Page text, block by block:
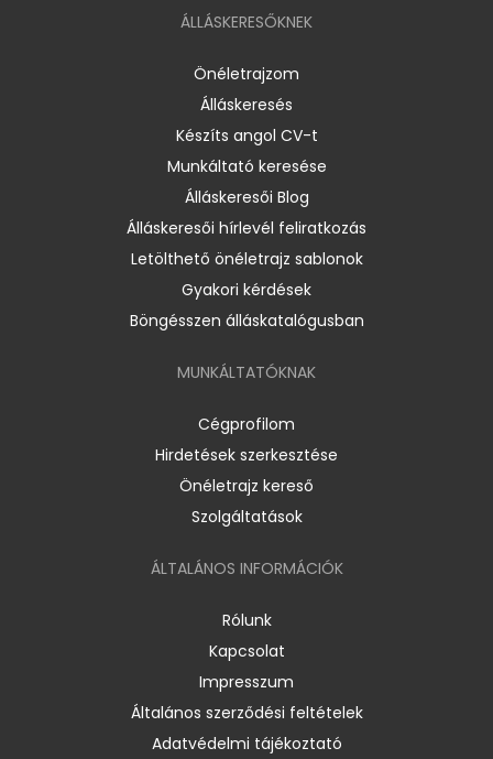
ÁLLÁSKERESŐKNEK
Önéletrajzom
Álláskeresés
Készíts angol CV-t
Munkáltató keresése
Álláskeresői Blog
Álláskeresői hírlevél feliratkozás
Letölthető önéletrajz sablonok
Gyakori kérdések
Böngésszen álláskatalógusban
MUNKÁLTATÓKNAK
Cégprofilom
Hirdetések szerkesztése
Önéletrajz kereső
Szolgáltatások
ÁLTALÁNOS INFORMÁCIÓK
Rólunk
Kapcsolat
Impresszum
Általános szerződési feltételek
Adatvédelmi tájékoztató